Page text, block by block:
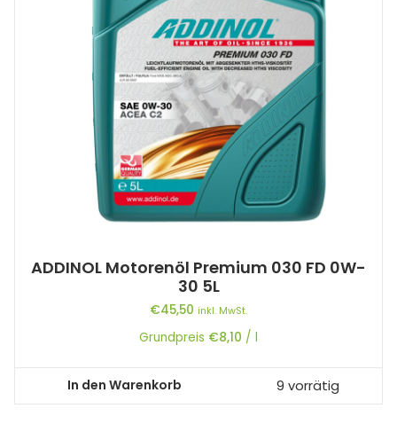
ADDINOL Motorenöl Premium 030 FD 0W-
30 5L
€45,50 inkl. MwSt.
Grundpreis €8,10 / l
In den Warenkorb 9 vorrätig